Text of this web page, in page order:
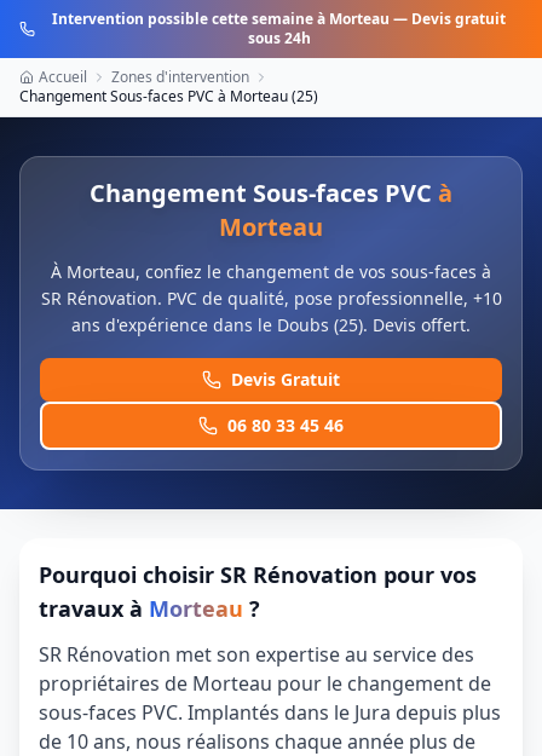
Intervention possible cette semaine à Morteau — Devis gratuit
sous 24h
Accueil
Zones d'intervention
Changement Sous-faces PVC à Morteau(25)
Changement Sous-faces PVC à
Morteau
À Morteau, confiez le changement de vos sous-faces à
SR Rénovation. PVC de qualité, pose professionnelle, +10
ans d'expérience dans le Doubs (25). Devis offert.
Devis Gratuit
06 80 33 45 46
Pourquoi choisir SR Rénovation pour vos
travaux à Morteau ?
SR Rénovation met son expertise au service des
propriétaires de Morteau pour le changement de
sous-faces PVC. Implantés dans le Jura depuis plus
de 10 ans, nous réalisons chaque année plus de